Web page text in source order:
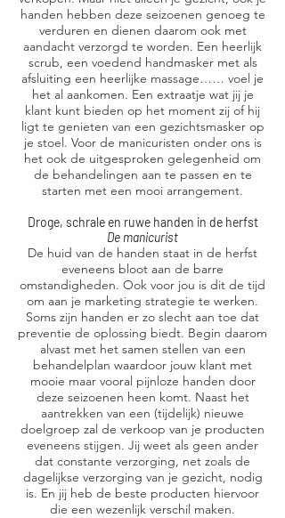
handen hebben deze seizoenen genoeg te
verduren en dienen daarom ook met
aandacht verzorgd te worden. Een heerlijk
scrub, een voedend handmasker met als
afsluiting een heerlijke massage…… voel je
het al aankomen. Een extraatje wat jij je
klant kunt bieden op het moment zij of hij
ligt te genieten van een gezichtsmasker op
je stoel. Voor de manicuristen onder ons is
het ook de uitgesproken gelegenheid om
de behandelingen aan te passen en te
starten met een mooi arrangement.
Droge, schrale en ruwe handen in de herfst
De manicurist
De huid van de handen staat in de herfst
eveneens bloot aan de barre
omstandigheden. Ook voor jou is dit de tijd
om aan je marketing strategie te werken.
Soms zijn handen er zo slecht aan toe dat
preventie de oplossing biedt. Begin daarom
alvast met het samen stellen van een
behandelplan waardoor jouw klant met
mooie maar vooral pijnloze handen door
deze seizoenen heen komt. Naast het
aantrekken van een (tijdelijk) nieuwe
doelgroep zal de verkoop van je producten
eveneens stijgen. Jij weet als geen ander
dat constante verzorging, net zoals de
dagelijkse verzorging van je gezicht, nodig
is. En jij heb de beste producten hiervoor
die een wezenlijk verschil maken.